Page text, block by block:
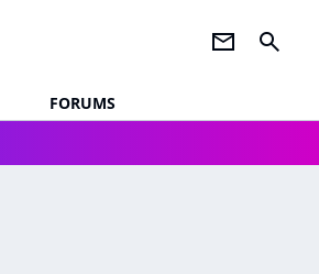
newsletter search
FORUMS